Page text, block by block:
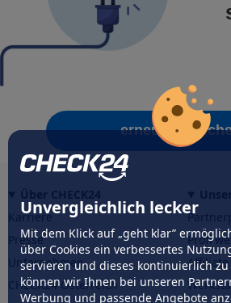
Unvergleichlich lecker
Mit dem Klick auf „geht klar”
über Cookies ein verbessertes
servieren und dieses kontinuierlich zu
können wir Ihnen bei unseren
Werbung und passende Angebote
erneut
Karriere
Presse
Unternehmen
CHECK24 Österreich
Profi